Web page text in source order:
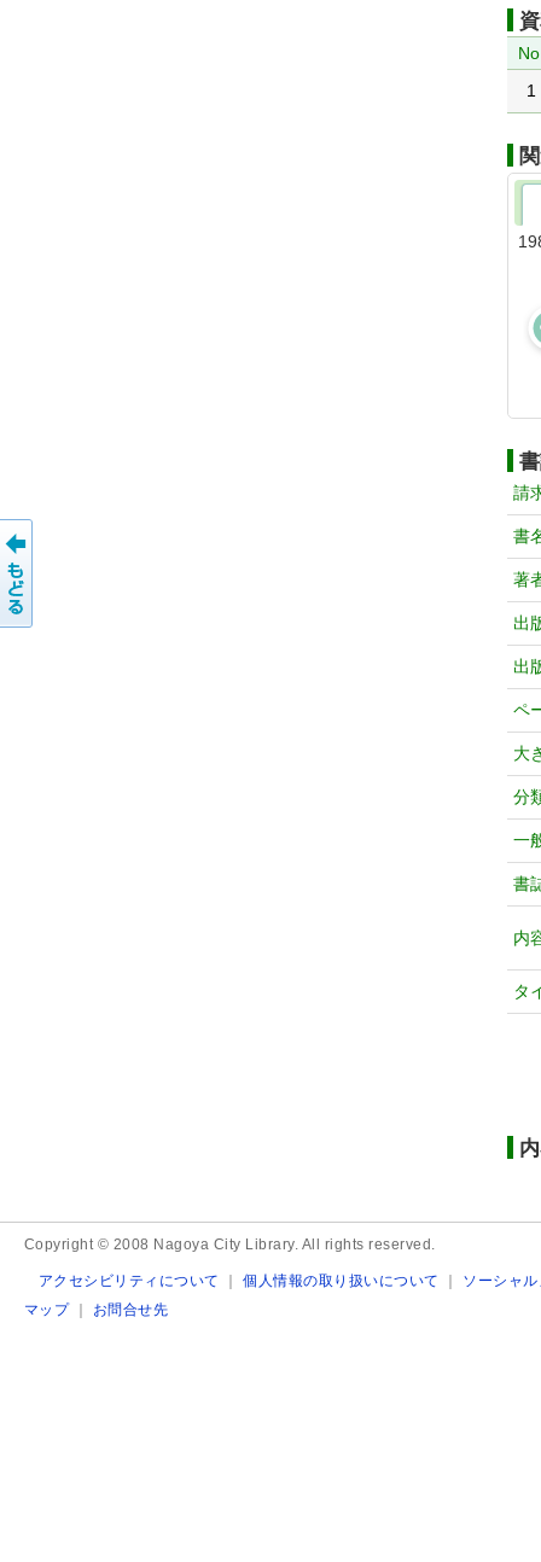
1
請
書
著
出
出
ペ
大
分
一
書
内
タ
Copyright © 2008 Nagoya City Library. All rights reserved.
アクセシビリティについて ｜個人情報の取り扱いについて ｜ ソーシャ
マップ｜ お問合せ先